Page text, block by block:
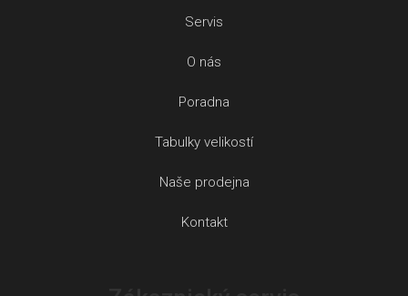
Servis
O nás
Poradna
Tabulky velikostí
Naše prodejna
Kontakt